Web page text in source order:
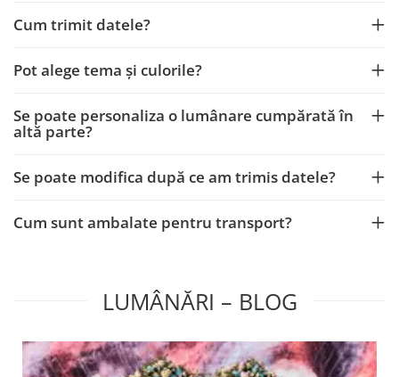
Cum trimit datele?
Pot alege tema și culorile?
Se poate personaliza o lumânare cumpărată în
altă parte?
Se poate modifica după ce am trimis datele?
Cum sunt ambalate pentru transport?
LUMÂNĂRI – BLOG